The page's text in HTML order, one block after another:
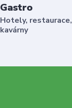
Gastro
Hotely, restaurace,
kavárny